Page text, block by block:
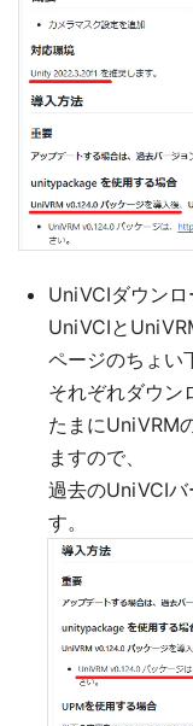
UniVCIダウンロ
UniVCIと
ページのちょい
それぞれダウン
たまにUniVRM
ますので、
過去のUniVCIバ
す。